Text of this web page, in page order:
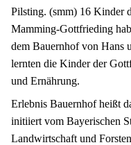
Pilsting. (smm) 16 Kinder
Mamming-Gottfrieding
dem Bauernhof von Hans
lernten die Kinder der
und Ernährung.
Erlebnis Bauernhof heißt
initiiert vom Bayerischen
Landwirtschaft und